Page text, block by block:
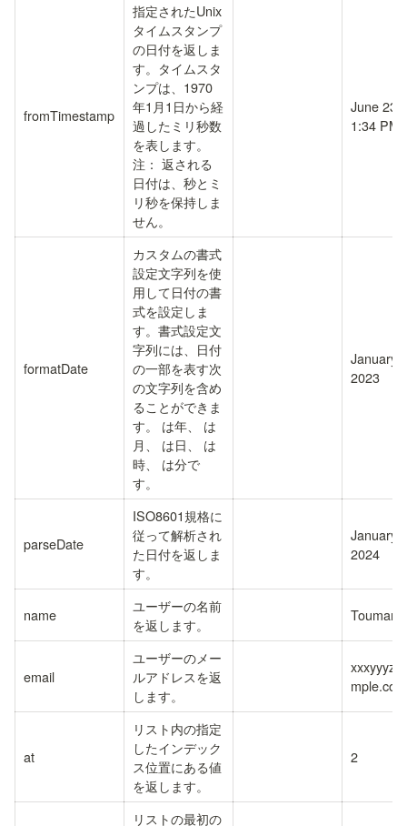
fromTimestamp
指定されたUnix
タイムスタンプ
の日付を返しま
す。タイムスタ
ンプは、1970
年1月1日から経
過したミリ秒数
を表します。
注： 返される
日付は、秒とミ
リ秒を保持しま
せん。
June 23,
1:34 PM
formatDate
カスタムの書式
設定文字列を使
用して日付の書
式を設定しま
す。書式設定文
字列には、日付
の一部を表す次
の文字列を含め
ることができま
す。
は年、
は
月、
は日、
は
時、
は分で
す。
January
2023
parseDate
ISO8601規格に
従って解析され
た日付を返しま
す。
January
2024
name
ユーザーの名前
を返します。
Toumaro
email
ユーザーのメー
ルアドレスを返
します。
mple.com
at
リスト内の指定
したインデック
ス位置にある値
を返します。
2
リストの最初の